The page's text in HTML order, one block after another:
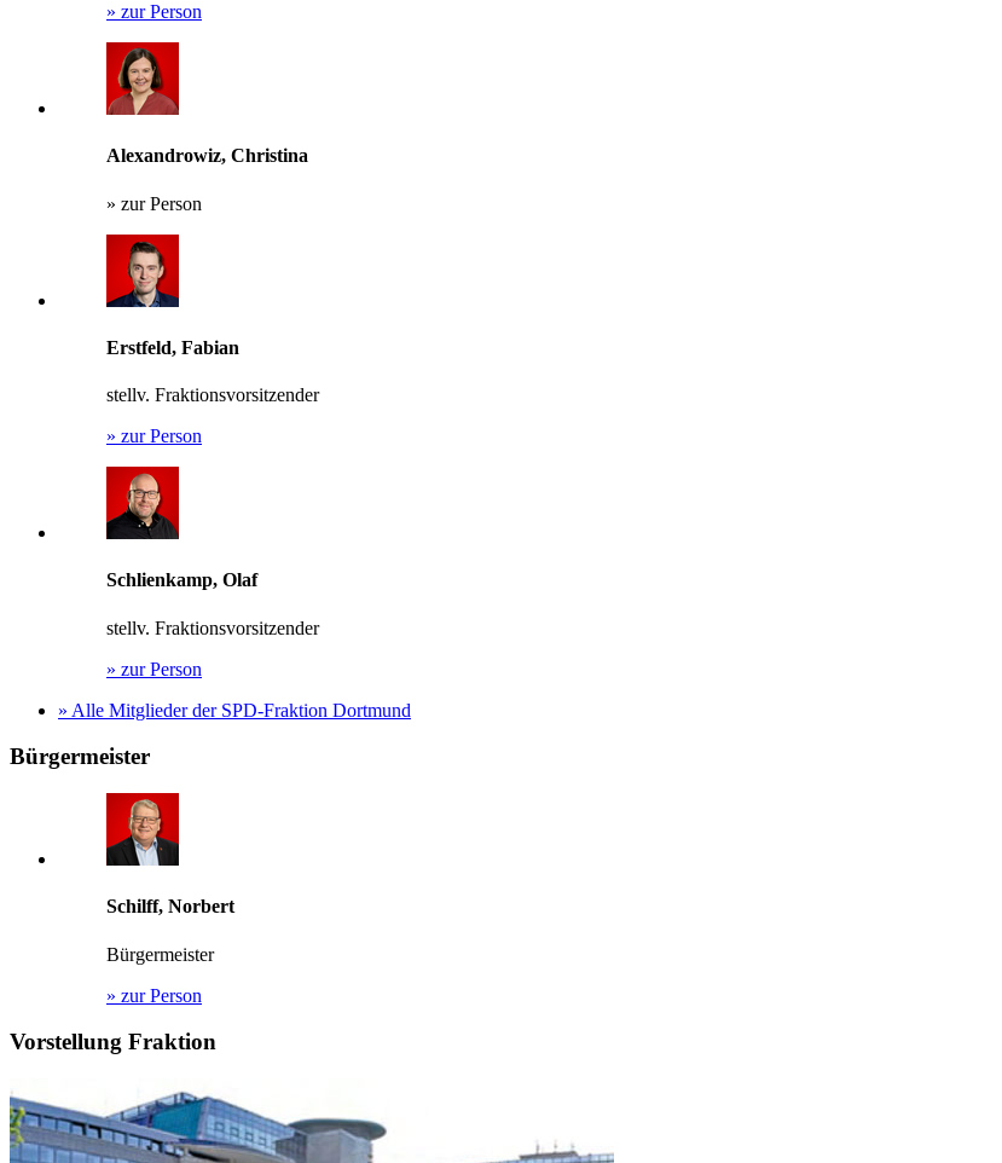
» zur Person
Alexandrowiz, Christina
» zur Person
Erstfeld, Fabian
stellv. Fraktionsvorsitzender
» zur Person
Schlienkamp, Olaf
stellv. Fraktionsvorsitzender
» zur Person
» Alle Mitglieder der SPD-Fraktion Dortmund
Bürgermeister
Schilff, Norbert
Bürgermeister
» zur Person
Vorstellung Fraktion